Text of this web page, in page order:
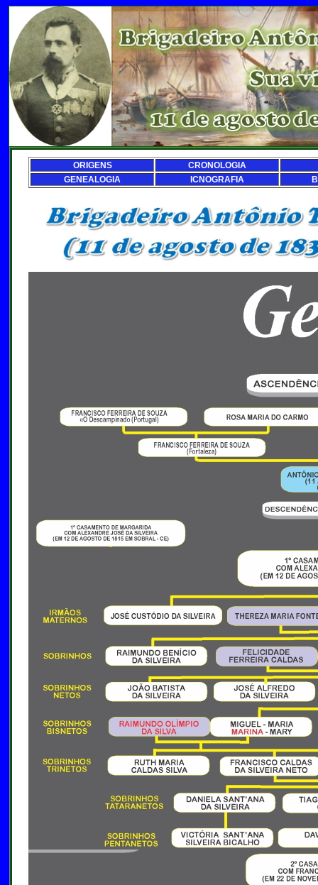
ORIGENS
CRONOLOGIA
GENEALOGIA
ICNOGRAFIA